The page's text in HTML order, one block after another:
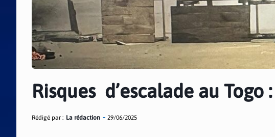
Risques d’escalade au Togo
Rédigé par : La rédaction 29/06/2025